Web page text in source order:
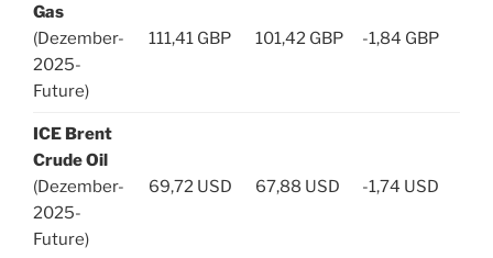
Gas
(Dezember-
2025-
Future)
111,41 GBP 101,42 GBP -1,84 GBP
ICE Brent
Crude Oil
(Dezember-
2025-
Future)
69,72 USD 67,88 USD -1,74 USD